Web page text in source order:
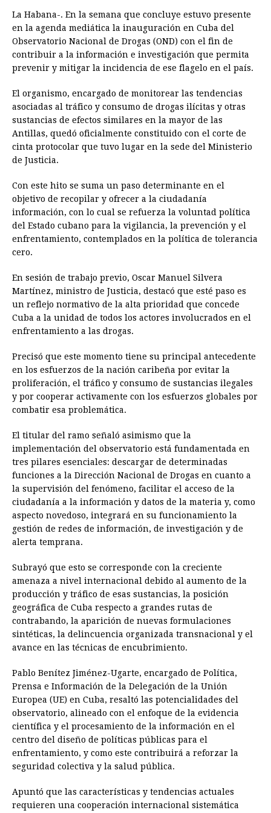
La Habana-. En la semana que concluye estuvo presente
en la agenda mediática la inauguración en Cuba del
Observatorio Nacional de Drogas (OND) con el fin de
contribuir a la información e investigación que permita
prevenir y mitigar la incidencia de ese flagelo en el país.
El organismo, encargado de monitorear las tendencias
asociadas al tráfico y consumo de drogas ilícitas y otras
sustancias de efectos similares en la mayor de las
Antillas, quedó oficialmente constituido con el corte de
cinta protocolar que tuvo lugar en la sede del Ministerio
de Justicia.
Con este hito se suma un paso determinante en el
objetivo de recopilar y ofrecer a la ciudadanía
información, con lo cual se refuerza la voluntad política
del Estado cubano para la vigilancia, la prevención y el
enfrentamiento, contemplados en la política de tolerancia
cero.
En sesión de trabajo previo, Oscar Manuel Silvera
Martínez, ministro de Justicia, destacó que esté paso es
un reflejo normativo de la alta prioridad que concede
Cuba a la unidad de todos los actores involucrados en el
enfrentamiento a las drogas.
Precisó que este momento tiene su principal antecedente
en los esfuerzos de la nación caribeña por evitar la
proliferación, el tráfico y consumo de sustancias ilegales
y por cooperar activamente con los esfuerzos globales por
combatir esa problemática.
El titular del ramo señaló asimismo que la
implementación del observatorio está fundamentada en
tres pilares esenciales: descargar de determinadas
funciones a la Dirección Nacional de Drogas en cuanto a
la supervisión del fenómeno, facilitar el acceso de la
ciudadanía a la información y datos de la materia y, como
aspecto novedoso, integrará en su funcionamiento la
gestión de redes de información, de investigación y de
alerta temprana.
Subrayó que esto se corresponde con la creciente
amenaza a nivel internacional debido al aumento de la
producción y tráfico de esas sustancias, la posición
geográfica de Cuba respecto a grandes rutas de
contrabando, la aparición de nuevas formulaciones
sintéticas, la delincuencia organizada transnacional y el
avance en las técnicas de encubrimiento.
Pablo Benítez Jiménez-Ugarte, encargado de Política,
Prensa e Información de la Delegación de la Unión
Europea (UE) en Cuba, resaltó las potencialidades del
observatorio, alineado con el enfoque de la evidencia
científica y el procesamiento de la información en el
centro del diseño de políticas públicas para el
enfrentamiento, y como este contribuirá a reforzar la
seguridad colectiva y la salud pública.
Apuntó que las características y tendencias actuales
requieren una cooperación internacional sistemática